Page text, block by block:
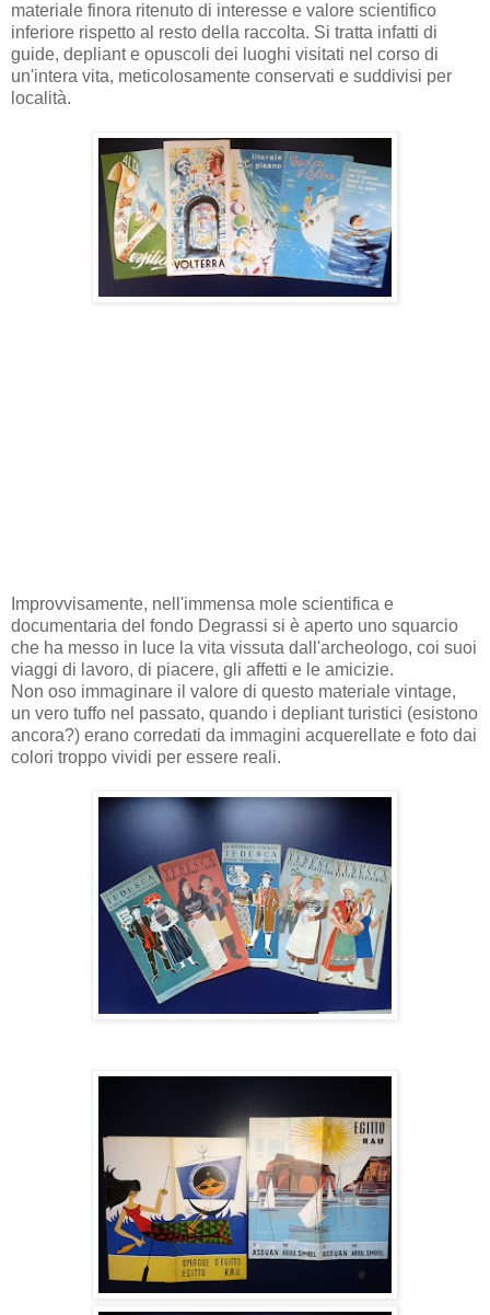
materiale finora ritenuto di interesse e valore scientifico
inferiore rispetto al resto della raccolta. Si tratta infatti di
guide, depliant e opuscoli dei luoghi visitati nel corso di
un'intera vita, meticolosamente conservati e suddivisi per
località.
Improvvisamente, nell'immensa mole scientifica e
documentaria del fondo Degrassi si è aperto uno squarcio
che ha messo in luce la vita vissuta dall'archeologo, coi suoi
viaggi di lavoro, di piacere, gli affetti e le amicizie.
Non oso immaginare il valore di questo materiale vintage,
un vero tuffo nel passato, quando i depliant turistici (esistono
ancora?) erano corredati da immagini acquerellate e foto dai
colori troppo vividi per essere reali.